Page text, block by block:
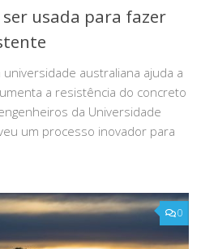
usada para fazer
australiana ajuda a
a resistência do concreto
da Universidade
um processo inovador para
0